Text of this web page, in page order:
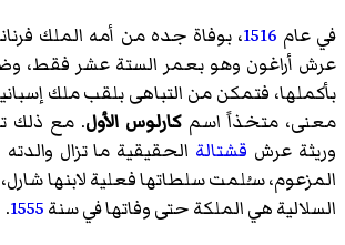
في عام 1516، بوفاة جده من أمه الملك
عرش أراغون وهو بعمر الستة عشر فقط،
بأكملها، فتمكن من التباهى بلقب ملك
معنى، متخذاً اسمكارلوس الأول. مع ذلك
وريثة عرش قشتالة الحقيقية ما تزال
المزعوم، سـُلمت سلطاتها فعلية لابنها
السلالية هي الملكة حتى وفاتها في سنة1555
.